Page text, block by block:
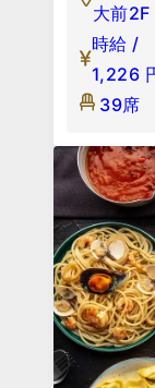
大前2F
時給 /
1,226
39席